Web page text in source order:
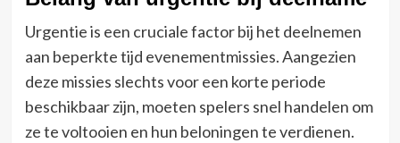
Urgentie is een cruciale factor bij het deelnemen
aan beperkte tijd evenementmissies. Aangezien
deze missies slechts voor een korte periode
beschikbaar zijn, moeten spelers snel handelen om
ze te voltooien en hun beloningen te verdienen.